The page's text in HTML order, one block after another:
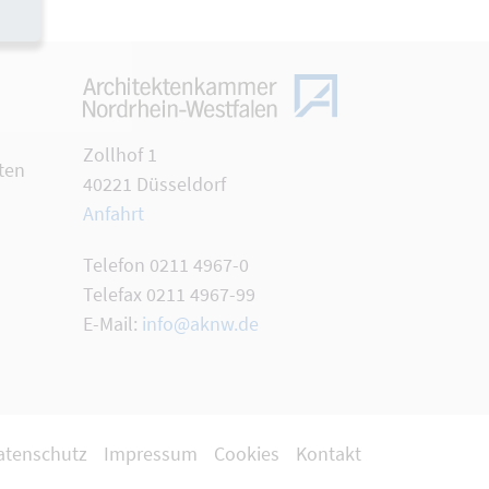
Zollhof 1
40221 Düsseldorf
Anfahrt
Telefon 0211 4967-0
Telefax 0211 4967-99
E-Mail: info@aknw.de
Impressum Cookies Kontakt